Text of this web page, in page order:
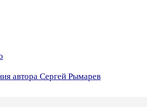
автора Сергей Рымарев